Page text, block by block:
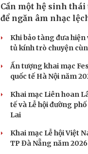
Cần một hệ sinh
để ngăn âm nhạc
Khi bảo tàng đưa hiện
tủ kính trò chuyện
Ấn tượng khai mạc
quốc tế Hà Nội năm
Khai mạc Liên hoan
tế và Lễ hội đường
Lai
Khai mạc Lễ hội Việt
TP Đà Nẵng năm 2026